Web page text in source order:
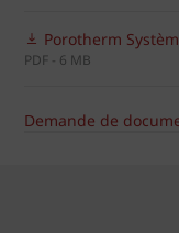
Porotherm
PDF - 6 MB
Demande de